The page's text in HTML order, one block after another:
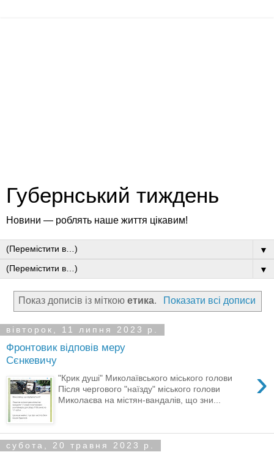
Губернський тиждень
Новини — роблять наше життя цікавим!
▼
▼
Показ дописів із міткоюетика. Показати всі дописи
вівторок, 11 липня 2023 р.
Фронтовик відповів меру
Сєнкевичу
›
"Крик душі" Миколаївського міського голови
Після чергового "наїзду" міського голови
Миколаєва на містян-вандалів, що зни...
субота, 20 травня 2023 р.